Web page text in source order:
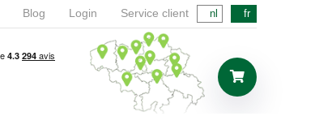
Blog Login Service client nl fr